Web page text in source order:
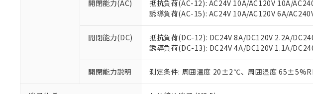
開閉能力(AC)
抵抗負荷(AC-12): AC24V 10A/AC120V 10A/
誘導負荷(AC-15): AC24V 10A/AC120V 6A/
開閉能力(DC)
抵抗負荷(DC-12): DC24V 8A/DC120V 2.2A/
誘導負荷(DC-13): DC24V 4A/DC120V 1.1A/
開閉能力説明 測定条件: 周囲温度 20±2℃、周囲湿度
オムロン制御機器販売店や当社販売拠点
在庫状況および標準価格結果を当社の事
マイパーツ機能（部品リスト作成サービ
ている必要があります。
お客様が当ウェブサイト上で当社にご登
が、当社の製品・サービスに関するお客
さい。
部品在庫の切り替え状況などにより、予定月が
※3 非含有証明書ダウンロード
下記の非含有証明書をダウンロードすること
※2 環境保護使用期限
「ｅ」：有害物質（10物質）のすべてが基準
「10」：通常の使用状況下において有害物質
味します。
また当社は、販売先および販売に係わる
たしません。
合意する
－
在庫なし(最新の在庫状況について
機器販売店・当社販売員にご確認く
空
白
受注生産機種、また在庫状況の情報